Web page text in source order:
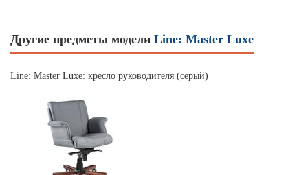
Другие предметы модели Line: Master Luxe
Line: Master Luxe: кресло руководителя (серый)